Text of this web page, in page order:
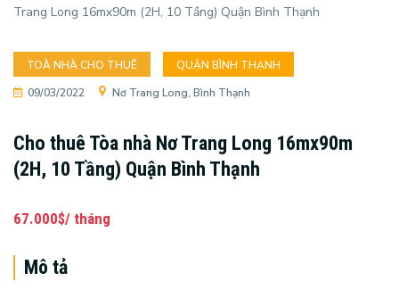
Trang Long 16mx90m (2H, 10 Tầng) Quận Bình Thạnh
TOÀ NHÀ CHO THUÊ
QUẬN BÌNH THẠNH
09/03/2022
Nơ Trang Long, Bình Thạnh
Cho thuê Tòa nhà Nơ Trang Long 16mx90m
(2H, 10 Tầng) Quận Bình Thạnh
67.000$/ tháng
Mô tả